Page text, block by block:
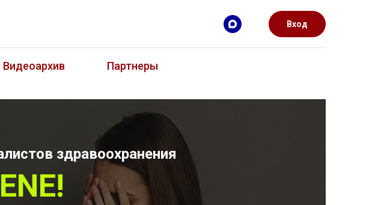
Вход
Видеоархив Партнеры
здравоохранения